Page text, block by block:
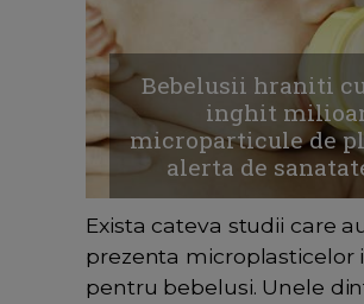
Bebelusii hraniti
inghit
microparticule de
alerta de
Exista cateva studii care
prezenta microplasticelor
pentru bebelusi. Unele